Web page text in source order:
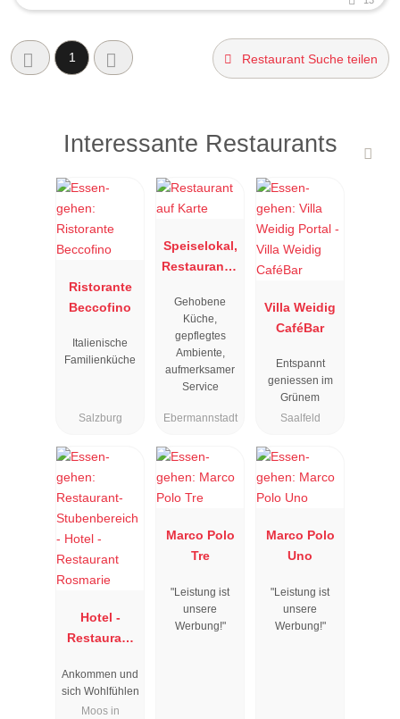
1 Restaurant Suche teilen
Interessante Restaurants
Ristorante
Beccofino
Italienische
Familienküche
Salzburg
Speiselokal,
Restaurant "
"
Gehobene
Küche,
gepflegtes
Ambiente,
aufmerksamer
Service
Ebermannstadt
Villa Weidig
CaféBar
Entspannt
geniessen im
Grünem
Saalfeld
Hotel -
Restaurant
Ankommen und
sich Wohlfühlen
Moos in
Marco Polo
Tre
"Leistung ist
unsere
Werbung!"
Marco Polo
Uno
"Leistung ist
unsere
Werbung!"